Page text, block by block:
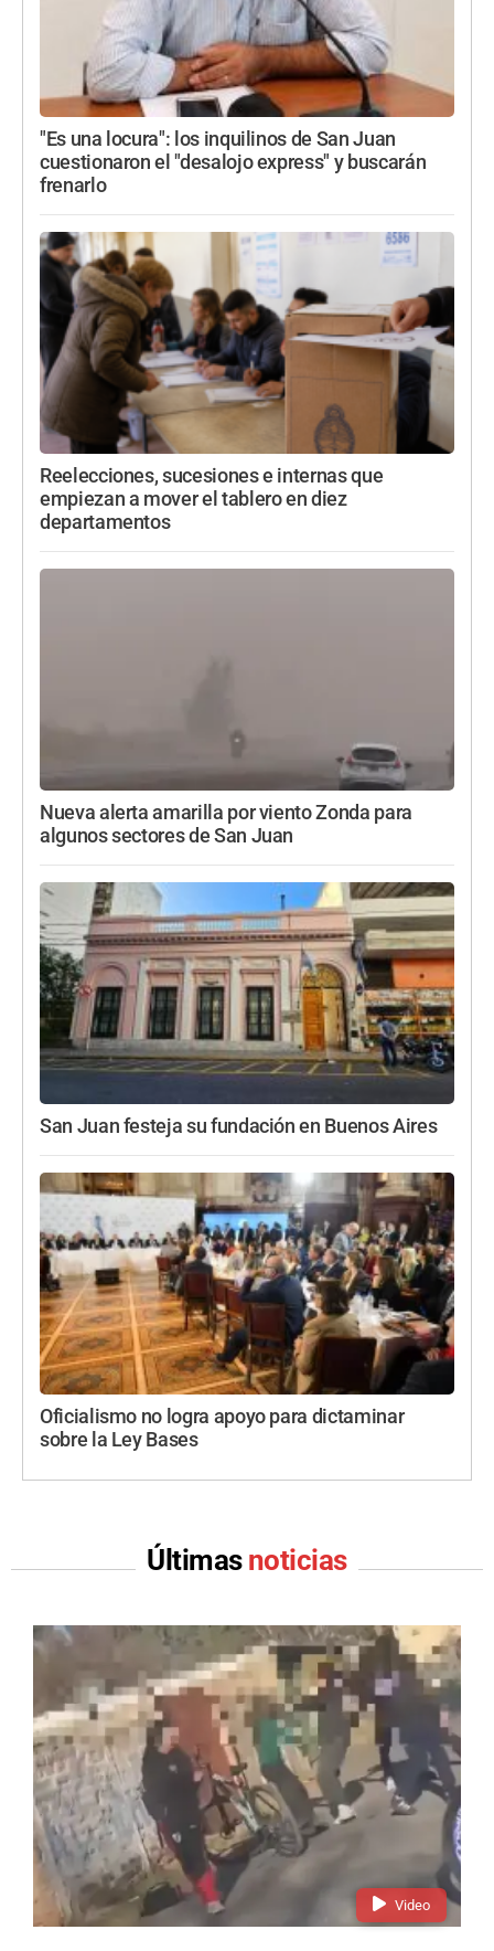
"Es una locura": los inquilinos de San Juan
cuestionaron el "desalojo express" y buscarán
frenarlo
Reelecciones, sucesiones e internas que
empiezan a mover el tablero en diez
departamentos
Nueva alerta amarilla por viento Zonda para
algunos sectores de San Juan
San Juan festeja su fundación en Buenos Aires
Oficialismo no logra apoyo para dictaminar
sobre la Ley Bases
Últimas noticias
Video